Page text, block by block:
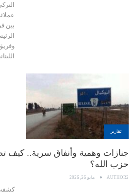
بين
تقارير
جنازات وهمية وأنفاق سرية.. كيف
حزب الله؟
AUTHOR2 مايو 26, 2026